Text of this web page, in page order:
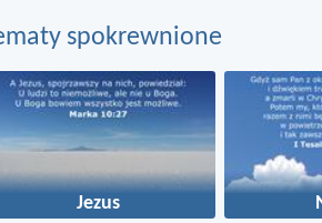
spokrewnione
Jezus